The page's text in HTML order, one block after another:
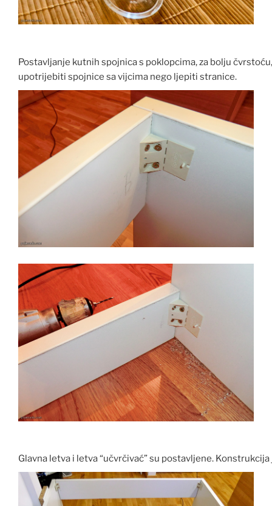
Postavljanje kutnih spojnica s poklopcima, za bolju
upotrijebiti spojnice sa vijcima nego ljepiti stranice.
Glavna letva i letva “učvrčivać” su postavljene.